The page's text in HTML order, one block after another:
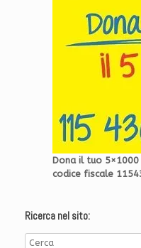
Dona il tuo 5×1000
codice fiscale
Ricerca nel sito: